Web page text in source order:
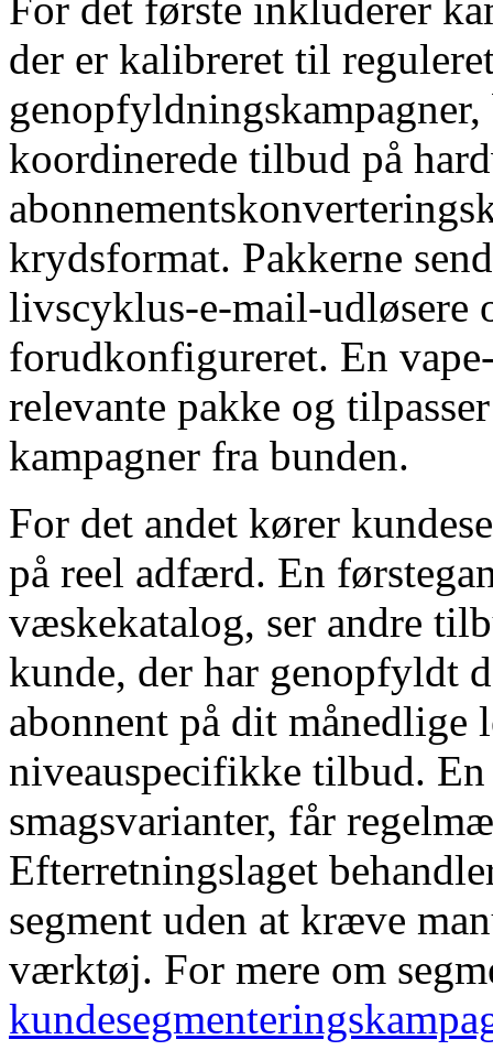
For det første inkluderer
der er kalibreret til
koordinerede tilbud på
krydsformat. Pakkerne
livscyklus-e-mail-udløsere
forudkonfigureret. En
relevante pakke og
kampagner fra bunden.
For det andet kører
på reel adfærd. En
væskekatalog, ser andre
kunde, der har genopfyldt
abonnent på dit månedlige
niveauspecifikke tilbud.
smagsvarianter, får
Efterretningslaget
segment uden at kræve
værktøj. For mere om